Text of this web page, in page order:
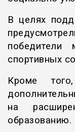
В целях
победители
спортивных
Кроме
на
образованию.